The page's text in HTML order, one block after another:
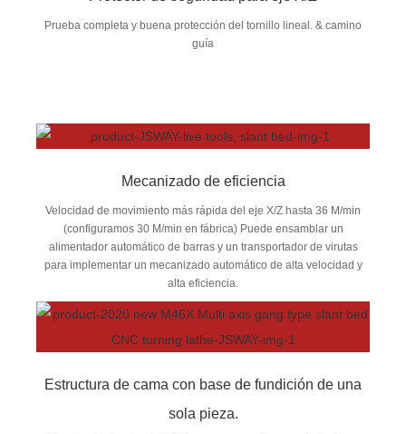
Prueba completa y buena protección del tornillo lineal. & camino
guía
Mecanizado de eficiencia
Velocidad de movimiento más rápida del eje X/Z hasta 36 M/min
(configuramos 30 M/min en fábrica) Puede ensamblar un
alimentador automático de barras y un transportador de virutas
para implementar un mecanizado automático de alta velocidad y
alta eficiencia.
Estructura de cama con base de fundición de una
sola pieza.